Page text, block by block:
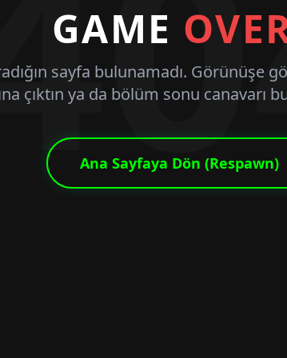
GAME
sayfa bulunamadı. Görünüşe
çıktın ya da bölüm sonu canavarı
Ana Sayfaya Dön (Respawn)